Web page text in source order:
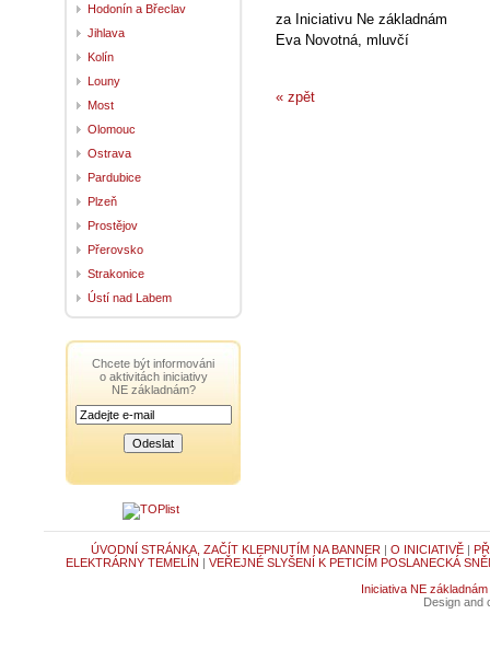
za Iniciativu Ne základnám
Eva Novotná, mluvčí
« zpět
Hodonín a Břeclav
Jihlava
Kolín
Louny
Most
Olomouc
Ostrava
Pardubice
Plzeň
Prostějov
Přerovsko
Strakonice
Ústí nad Labem
Chcete být informováni
o aktivitách iniciativy
NE základnám?
ÚVODNÍ STRÁNKA, ZAČÍT KLEPNUTÍM NA BANNER | O INICIATIVĚ|
ELEKTRÁRNY TEMELÍN | VEŘEJNÉ SLYŠENÍ K PETICÍM POSLANECKÁ
Iniciativa NE základnám
Design and